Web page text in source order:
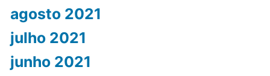
agosto 2021
julho 2021
junho 2021